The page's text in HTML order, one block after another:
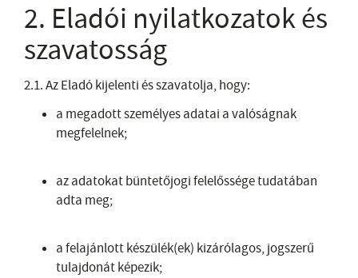
2. Eladói nyilatkozatok és
szavatosság
2.1. Az Eladó kijelenti és szavatolja, hogy:
a megadott személyes adatai a valóságnak
megfelelnek;
az adatokat büntetőjogi felelőssége tudatában
adta meg;
a felajánlott készülék(ek) kizárólagos, jogszerű
tulajdonát képezik;